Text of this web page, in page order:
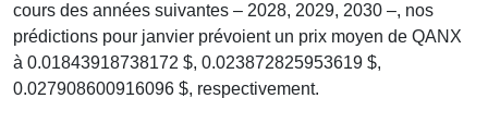
cours des années suivantes – 2028, 2029, 2030 –, nos
prédictions pour janvier prévoient un prix moyen de QANX
à 0.01843918738172 $, 0.023872825953619 $,
0.027908600916096 $, respectivement.